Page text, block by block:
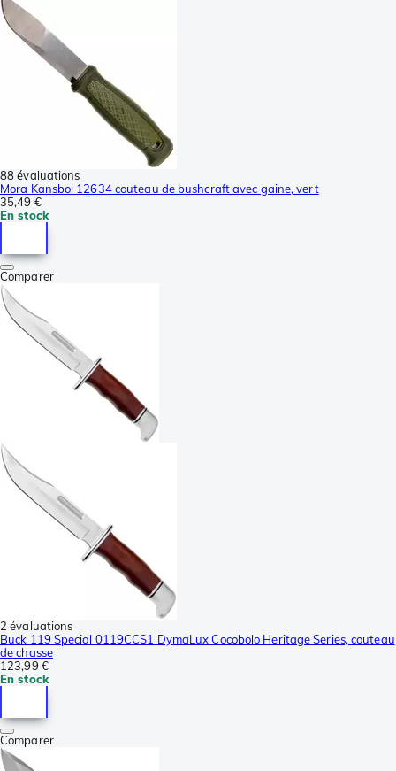
88 évaluations
Mora Kansbol 12634 couteau de bushcraft avec gaine, vert
35,49 €
En stock
Comparer
2 évaluations
Buck 119 Special 0119CCS1 DymaLux Cocobolo Heritage Series, couteau
de chasse
123,99 €
En stock
Comparer